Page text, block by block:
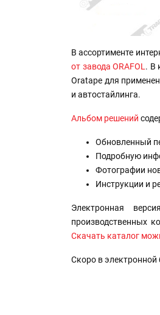
В ассортименте
от завода ORAFOL. В
Oratape для
и автостайлинга.
Альбом решений
Обновленный
Подробную
Фотографии
Инструкции и
Электронная
производственных
Скачать каталог
Скоро в